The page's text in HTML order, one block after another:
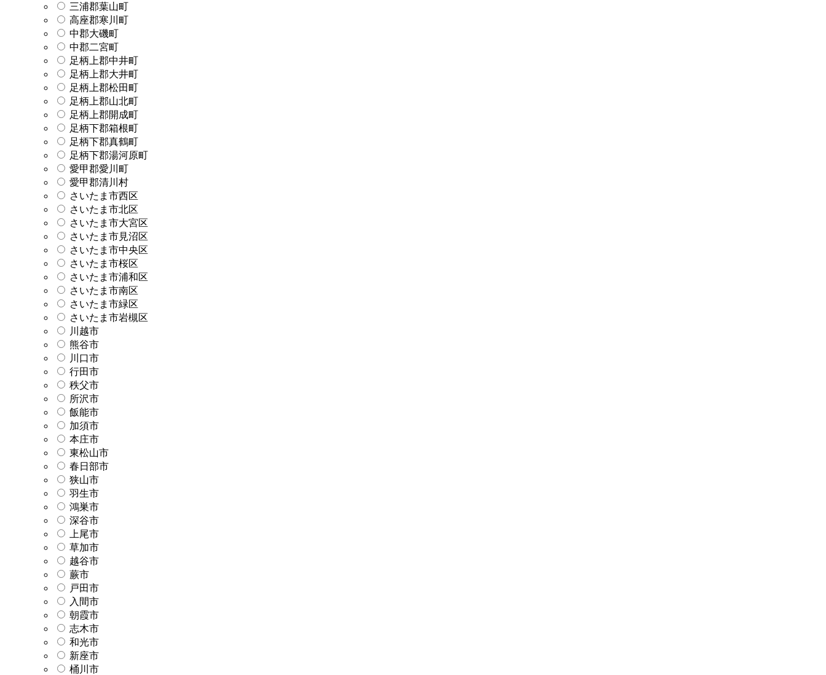
三浦郡葉山町
高座郡寒川町
中郡大磯町
中郡二宮町
足柄上郡中井町
足柄上郡大井町
足柄上郡松田町
足柄上郡山北町
足柄上郡開成町
足柄下郡箱根町
足柄下郡真鶴町
足柄下郡湯河原町
愛甲郡愛川町
愛甲郡清川村
さいたま市西区
さいたま市北区
さいたま市大宮区
さいたま市見沼区
さいたま市中央区
さいたま市桜区
さいたま市浦和区
さいたま市南区
さいたま市緑区
さいたま市岩槻区
川越市
熊谷市
川口市
行田市
秩父市
所沢市
飯能市
加須市
本庄市
東松山市
春日部市
狭山市
羽生市
鴻巣市
深谷市
上尾市
草加市
越谷市
蕨市
戸田市
入間市
朝霞市
志木市
和光市
新座市
桶川市